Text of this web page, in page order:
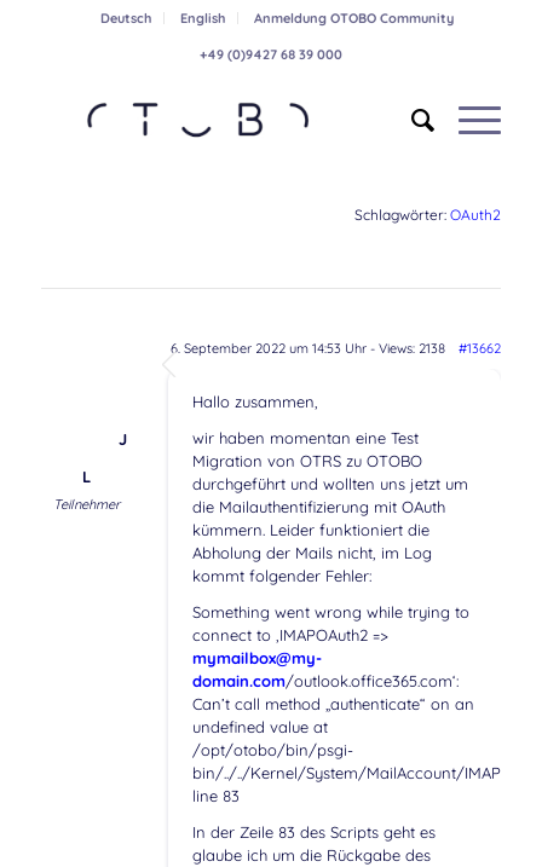
Deutsch English Anmeldung OTOBO Community
+49 (0)9427 68 39 000
Schlagwörter:OAuth2
6. September 2022 um 14:53 Uhr- Views: 2138 #13662
J
L
Teilnehmer
Hallo zusammen,
wir haben momentan eine Test
Migration von OTRS zu OTOBO
durchgeführt und wollten uns jetzt um
die Mailauthentifizierung mit OAuth
kümmern. Leider funktioniert die
Abholung der Mails nicht, im Log
kommt folgender Fehler:
Something went wrong while trying to
connect to ‚IMAPOAuth2 =>
mymailbox@my-
domain.com/outlook.office365.com‘:
Can’t call method „authenticate“ on an
undefined value at
/opt/otobo/bin/psgi-
bin/../../Kernel/System/MailAccount/
line 83
In der Zeile 83 des Scripts geht es
glaube ich um die Rückgabe des